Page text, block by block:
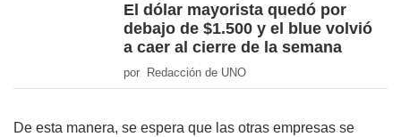
El dólar mayorista quedó por
debajo de $1.500 y el blue volvió
a caer al cierre de la semana
por Redacción de UNO
De esta manera, se espera que las otras empresas se